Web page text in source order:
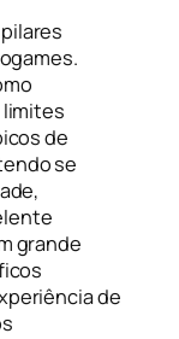
limites
de
se
grande
de